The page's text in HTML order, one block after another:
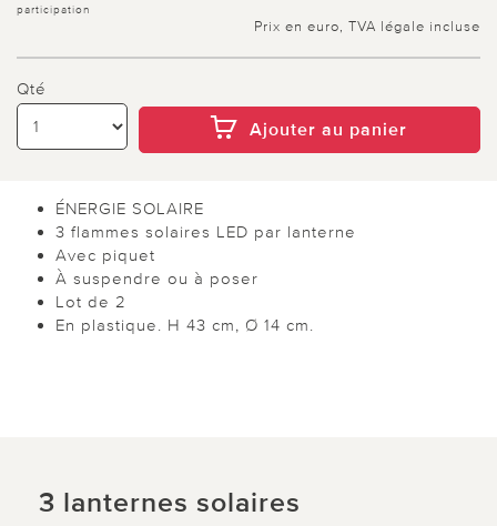
participation
Prix en euro, TVA légale incluse
Qté
Ajouter au panier
ÉNERGIE SOLAIRE
3 flammes solaires LED par lanterne
Avec piquet
À suspendre ou à poser
Lot de 2
En plastique. H 43 cm, Ø 14 cm.
3 lanternes solaires